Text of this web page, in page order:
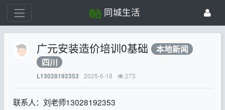
同城生活
广元安装造价培训0基础 本地新闻
四川
L13028192353 2025-6-18 273
联系人：刘老师13028192353